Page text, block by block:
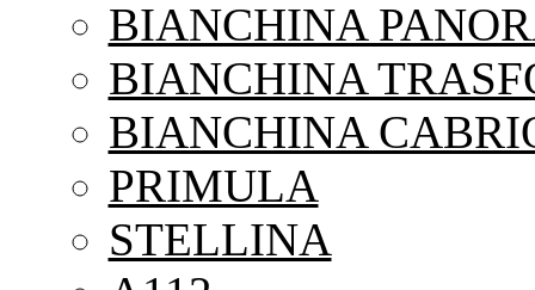
BIANCHINA
BIANCHINA
BIANCHINA
PRIMULA
STELLINA